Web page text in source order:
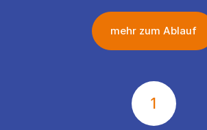
mehr zum Ablauf
1